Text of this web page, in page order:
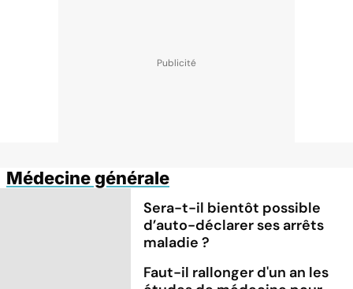
Médecine générale
Sera-t-il bientôt possible
d’auto-déclarer ses arrêts
maladie ?
Faut-il rallonger d'un an les